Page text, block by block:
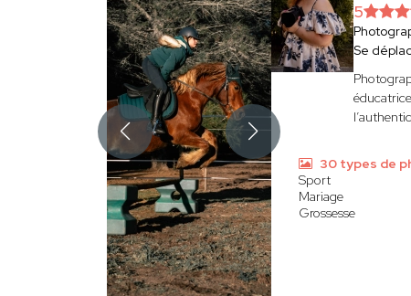
5
Se
30 types de
Sport
Mariage
Grossesse